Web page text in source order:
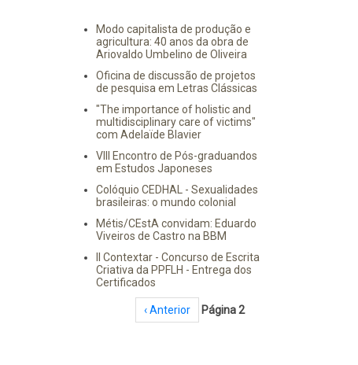
Modo capitalista de produção e
agricultura: 40 anos da obra de
Ariovaldo Umbelino de Oliveira
Oficina de discussão de projetos
de pesquisa em Letras Clássicas
"The importance of holistic and
multidisciplinary care of victims"
com Adelaïde Blavier
VIII Encontro de Pós-graduandos
em Estudos Japoneses
Colóquio CEDHAL - Sexualidades
brasileiras: o mundo colonial
Métis/CEstA convidam: Eduardo
Viveiros de Castro na BBM
II Contextar - Concurso de Escrita
Criativa da PPFLH - Entrega dos
Certificados
PaginaçãoPágina anterior
‹ Anterior Página 2